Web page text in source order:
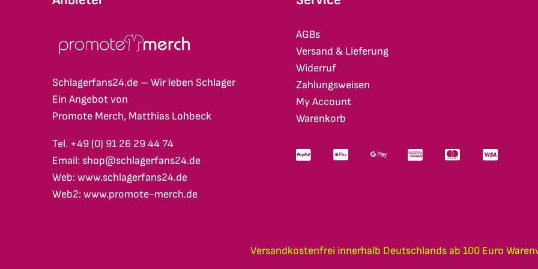
Schlagerfans24.de – Wir leben Schlager
Ein Angebot von
Promote Merch, Matthias Lohbeck
Tel. +49 (0) 91 26 29 44 74
Email: shop@schlagerfans24.de
Web: www.schlagerfans24.de
Web2: www.promote-merch.de
AGBs
Versand & Lieferung
Widerruf
Zahlungsweisen
My Account
Warenkorb
Versandkostenfrei innerhalb Deutschlands ab 100 Euro